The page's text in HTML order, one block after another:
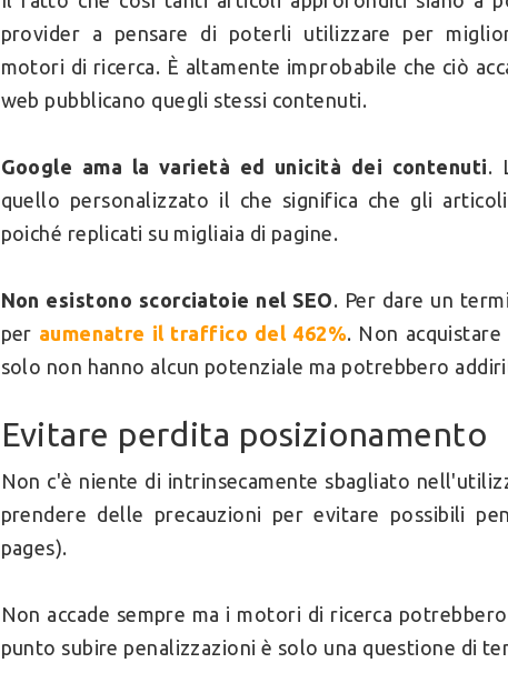
provider a pensare di poterli utilizzare per
motori di ricerca. È altamente improbabile che ciò
web pubblicano quegli stessi contenuti.
Google ama la varietà ed unicità dei contenuti.
quello personalizzato il che significa che gli
poiché replicati su migliaia di pagine.
Non esistono scorciatoie nel SEO. Per dare un
per aumenatre il traffico del 462%. Non
solo non hanno alcun potenziale ma potrebbero
Evitare perdita posizionamento
Non c'è niente di intrinsecamente sbagliato
prendere delle precauzioni per evitare possibili
pages).
Non accade sempre ma i motori di ricerca
punto subire penalizzazioni è solo una questione di